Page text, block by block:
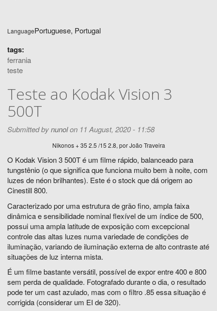
LanguagePortuguese, Portugal
tags:
ferrania
teste
Teste ao Kodak Vision 3
500T
Submitted bynunolon 11 August, 2020 - 11:58
Nikonos + 35 2.5 /15 2.8, por João Traveira
O Kodak Vision 3 500T é um filme rápido, balanceado para
tungstênio (o que significa que funciona muito bem à noite, com
luzes de néon brilhantes). Este é o stock que dá origem ao
Cinestill 800.
Caracterizado por uma estrutura de grão fino, ampla faixa
dinâmica e sensibilidade nominal flexível de um índice de 500,
possui uma ampla latitude de exposição com excepcional
controle das altas luzes numa variedade de condições de
iluminação, variando de iluminação externa de alto contraste até
situações de luz interna mista.
É um filme bastante versátil, possível de expor entre 400 e 800
sem perda de qualidade. Fotografado durante o dia, o resultado
pode ter um cast azulado, mas com o filtro .85 essa situação é
corrigida (considerar um EI de 320).